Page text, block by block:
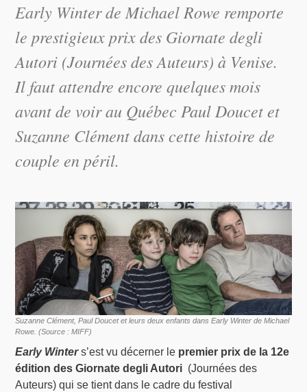
Early Winterde Michael Rowe remporte
le prestigieux prix des Giornate degli
Autori (Journées des Auteurs) à Venise.
Il faut attendre encore quelques mois
avant de voir au Québec Paul Doucet et
Suzanne Clément dans cette histoire de
couple en péril.
Suzanne Clément, Paul Doucet et leurs deux enfants dans Early Winter de Michael
Rowe. (Source : MIFF)
Early Winters’est vu décerner le premier prix de la 12e
édition des Giornate degli Autori (Journées des
Auteurs) qui se tient dans le cadre du festival